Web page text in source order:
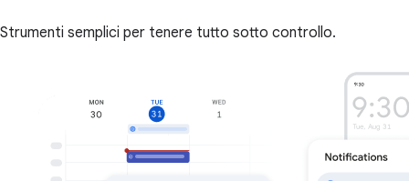
Strumenti semplici per tenere tutto sotto controllo.